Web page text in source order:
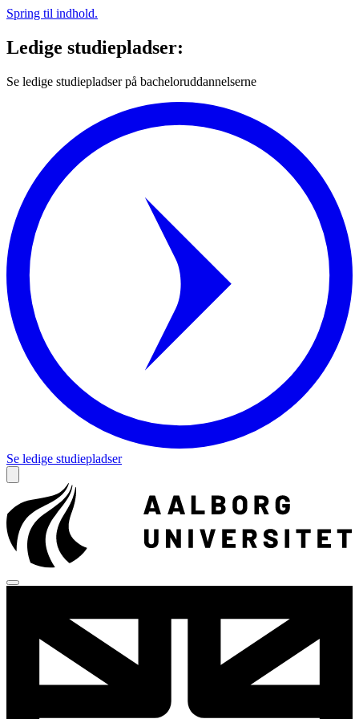
Spring til indhold.
Ledige studiepladser:
Se ledige studiepladser på bacheloruddannelserne
Se ledige studiepladser